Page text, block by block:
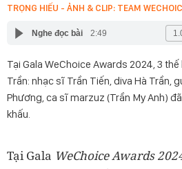
TRỌNG HIẾU - ẢNH & CLIP: TEAM
Nghe đọc bài 2:49
Tại Gala WeChoice Awards 2024, 3
Trần: nhạc sĩ Trần Tiến, diva Hà Trần,
Phương, ca sĩ marzuz (Trần My Anh)
khấu.
Tại Gala WeChoice Awards